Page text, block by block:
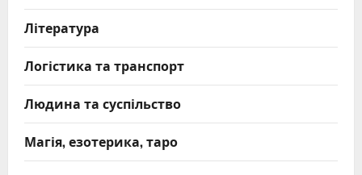
Література
Логістика та транспорт
Людина та суспільство
Магія, езотерика, таро